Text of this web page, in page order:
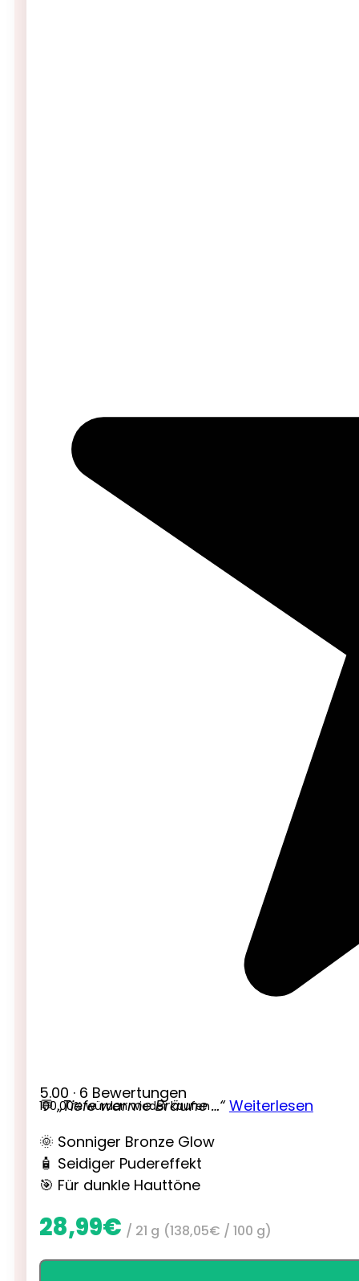
5.00 · 6 Bewertungen
100.00% würden wieder kaufen
💬 „Tiefe warme Bräune …“ Weiterlesen
🌞 Sonniger Bronze Glow
🧴 Seidiger Pudereffekt
🎯 Für dunkle Hauttöne
28,99€ / 21 g (138,05€ / 100 g)